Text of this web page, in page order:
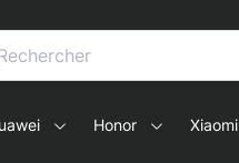
ja tableteille
Honor Xiaomi